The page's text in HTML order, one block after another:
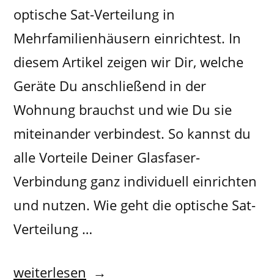
optische Sat-Verteilung in
Mehrfamilienhäusern einrichtest. In
diesem Artikel zeigen wir Dir, welche
Geräte Du anschließend in der
Wohnung brauchst und wie Du sie
miteinander verbindest. So kannst du
alle Vorteile Deiner Glasfaser-
Verbindung ganz individuell einrichten
und nutzen. Wie geht die optische Sat-
Verteilung …
weiterlesen